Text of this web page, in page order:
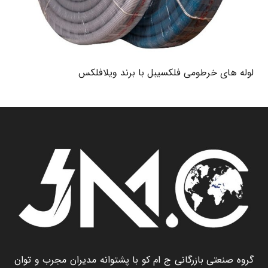
لوله های خرطومی فلکسیبل با برند ویلافلکس
گروه صنعتی بازرگانی ج ام کو با پشتوانه مدیران مجرب و توان